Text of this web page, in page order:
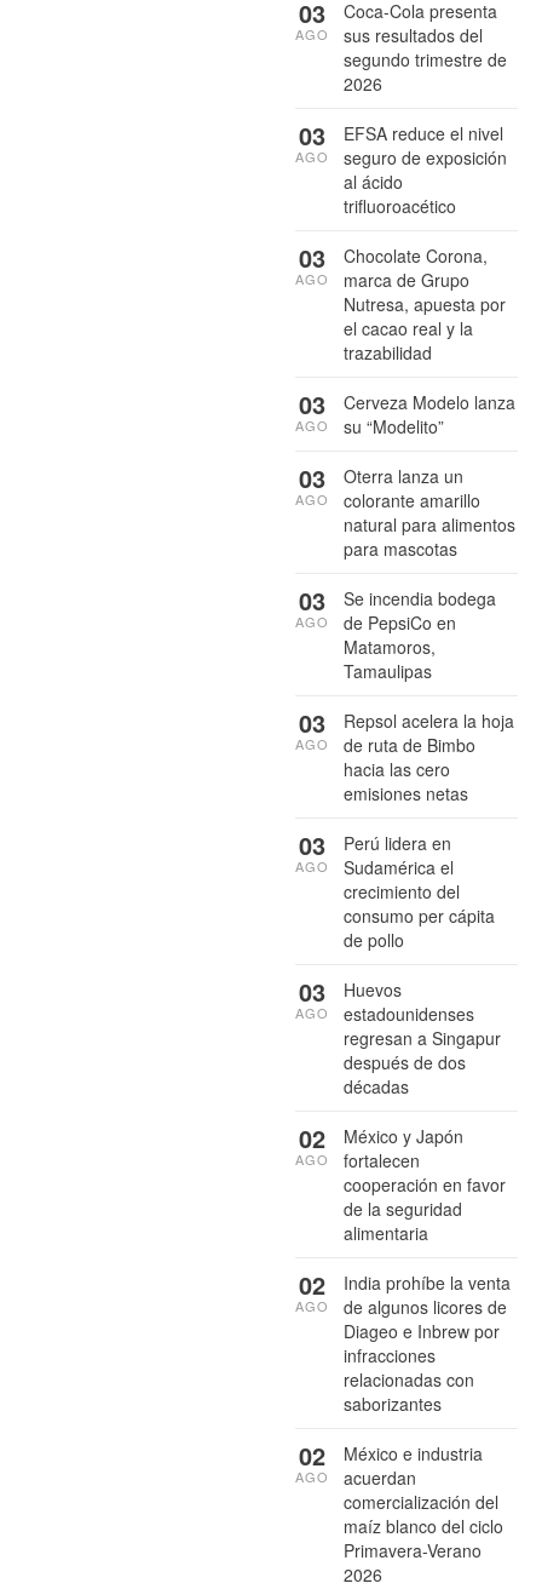
Coca-Cola presenta
sus resultados del
segundo trimestre de
2026
03
AGO
EFSA reduce el nivel
seguro de exposición
al ácido
trifluoroacético
03
AGO
Chocolate Corona,
marca de Grupo
Nutresa, apuesta por
el cacao real y la
trazabilidad
03
AGO
Cerveza Modelo lanza
su “Modelito”
03
AGO
Oterra lanza un
colorante amarillo
natural para alimentos
para mascotas
03
AGO
Se incendia bodega
de PepsiCo en
Matamoros,
Tamaulipas
03
AGO
Repsol acelera la hoja
de ruta de Bimbo
hacia las cero
emisiones netas
03
AGO
Perú lidera en
Sudamérica el
crecimiento del
consumo per cápita
de pollo
03
AGO
Huevos
estadounidenses
regresan a Singapur
después de dos
décadas
03
AGO
México y Japón
fortalecen
cooperación en favor
de la seguridad
alimentaria
02
AGO
India prohíbe la venta
de algunos licores de
Diageo e Inbrew por
infracciones
relacionadas con
saborizantes
02
AGO
México e industria
acuerdan
comercialización del
maíz blanco del ciclo
Primavera-Verano
2026
02
AGO